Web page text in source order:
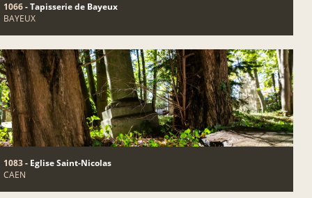
1066- Tapisserie de Bayeux
BAYEUX
1083- Eglise Saint-Nicolas
CAEN